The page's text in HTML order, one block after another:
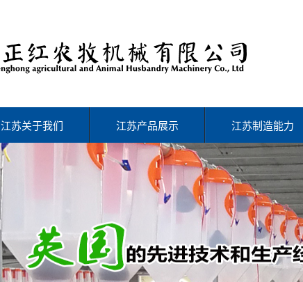
江苏关于我们 江苏产品展示 江苏制造能力